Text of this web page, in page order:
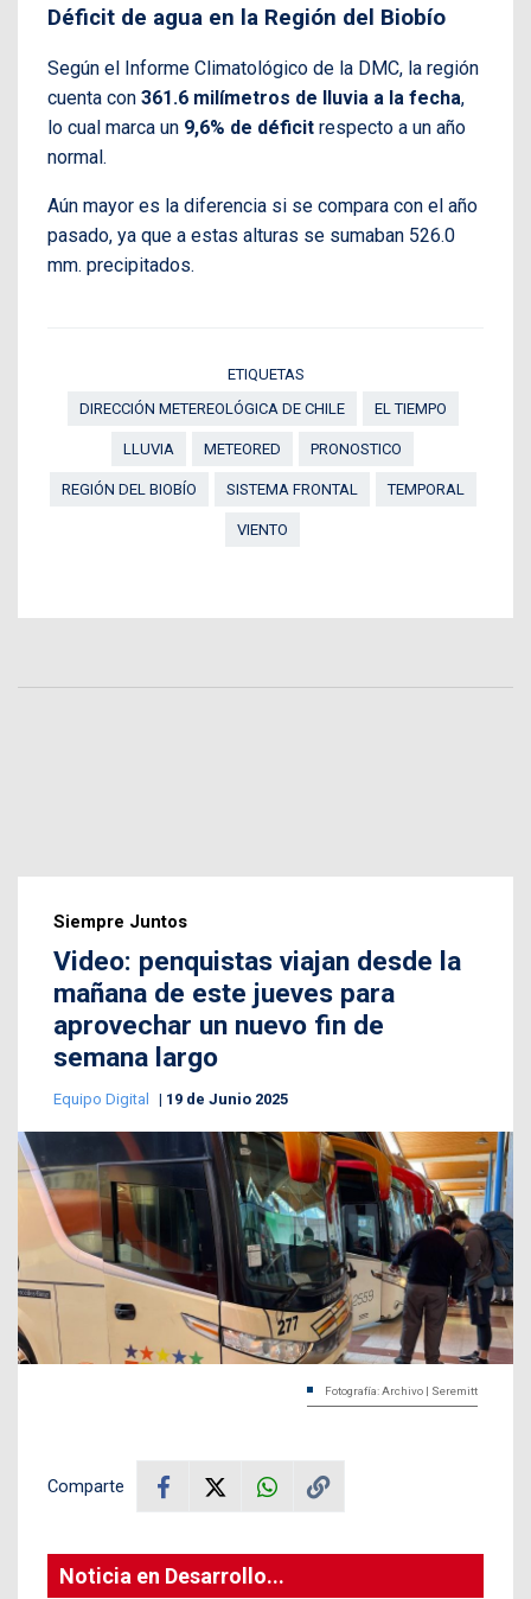
Déficit de agua en la Región del Biobío
Según el Informe Climatológico de la DMC, la región
cuenta con 361.6 milímetros de lluvia a la fecha,
lo cual marca un 9,6% de déficit respecto a un año
normal.
Aún mayor es la diferencia si se compara con el año
pasado, ya que a estas alturas se sumaban 526.0
mm. precipitados.
ETIQUETAS
DIRECCIÓN METEREOLÓGICA DE CHILE
EL TIEMPO
LLUVIA METEORED PRONOSTICO
REGIÓN DEL BIOBÍO SISTEMA FRONTAL TEMPORAL
VIENTO
Siempre Juntos
Video: penquistas viajan desde la
mañana de este jueves para
aprovechar un nuevo fin de
semana largo
Equipo Digital 19 de Junio 2025
Fotografía: Archivo | Seremitt
Comparte
Noticia en Desarrollo...